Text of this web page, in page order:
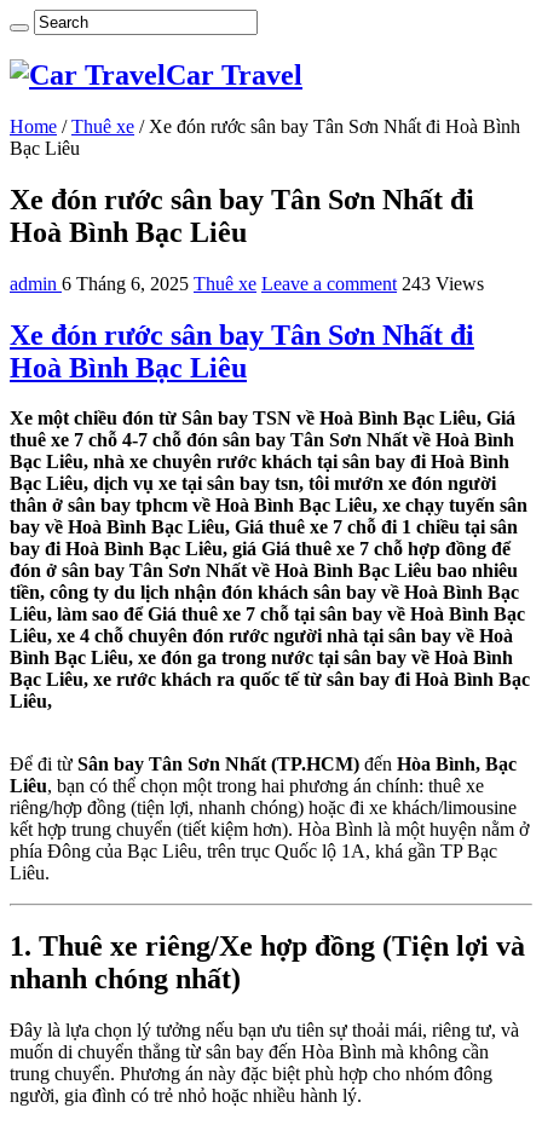
Car Travel
Home / Thuê xe / Xe đón rước sân bay Tân Sơn Nhất đi Hoà Bình
Bạc Liêu
Xe đón rước sân bay Tân Sơn Nhất đi
Hoà Bình Bạc Liêu
admin 6 Tháng 6, 2025 Thuê xe Leave a comment 243 Views
Xe đón rước sân bay Tân Sơn Nhất đi
Hoà Bình Bạc Liêu
Xe một chiều đón từ Sân bay TSN về Hoà Bình Bạc Liêu, Giá
thuê xe 7 chỗ 4-7 chỗ đón sân bay Tân Sơn Nhất về Hoà Bình
Bạc Liêu, nhà xe chuyên rước khách tại sân bay đi Hoà Bình
Bạc Liêu, dịch vụ xe tại sân bay tsn, tôi mướn xe đón người
thân ở sân bay tphcm về Hoà Bình Bạc Liêu, xe chạy tuyến sân
bay về Hoà Bình Bạc Liêu, Giá thuê xe 7 chỗ đi 1 chiều tại sân
bay đi Hoà Bình Bạc Liêu, giá Giá thuê xe 7 chỗ hợp đồng để
đón ở sân bay Tân Sơn Nhất về Hoà Bình Bạc Liêu bao nhiêu
tiền, công ty du lịch nhận đón khách sân bay về Hoà Bình Bạc
Liêu, làm sao để Giá thuê xe 7 chỗ tại sân bay về Hoà Bình Bạc
Liêu, xe 4 chỗ chuyên đón rước người nhà tại sân bay về Hoà
Bình Bạc Liêu, xe đón ga trong nước tại sân bay về Hoà Bình
Bạc Liêu, xe rước khách ra quốc tế từ sân bay đi Hoà Bình Bạc
Liêu,
Để đi từ Sân bay Tân Sơn Nhất (TP.HCM) đến Hòa Bình, Bạc
Liêu, bạn có thể chọn một trong hai phương án chính: thuê xe
riêng/hợp đồng (tiện lợi, nhanh chóng) hoặc đi xe khách/limousine
kết hợp trung chuyển (tiết kiệm hơn). Hòa Bình là một huyện nằm ở
phía Đông của Bạc Liêu, trên trục Quốc lộ 1A, khá gần TP Bạc
Liêu.
1. Thuê xe riêng/Xe hợp đồng (Tiện lợi và
nhanh chóng nhất)
Đây là lựa chọn lý tưởng nếu bạn ưu tiên sự thoải mái, riêng tư, và
muốn di chuyển thẳng từ sân bay đến Hòa Bình mà không cần
trung chuyển. Phương án này đặc biệt phù hợp cho nhóm đông
người, gia đình có trẻ nhỏ hoặc nhiều hành lý.